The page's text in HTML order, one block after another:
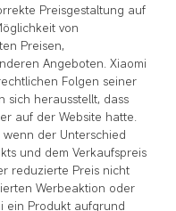
Preisgestaltung auf
von
Preisen,
Angeboten. Xiaomi
Folgen seiner
sich herausstellt, dass
auf der Website hatte.
der Unterschied
und dem Verkaufspreis
reduzierte Preis nicht
Werbeaktion oder
ein Produkt aufgrund